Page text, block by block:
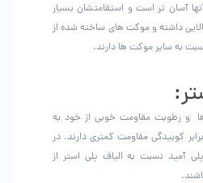
آسان تر است و استقامتشان بسیار
داشته و موکت های ساخته شده از
به سایر موکت ها دارند.
ها و رطوبت مقاومت خوبی از خود به
کوبیدگی مقاومت کمتری دارند. در
آمید نسبت به الیاف پلی استر از